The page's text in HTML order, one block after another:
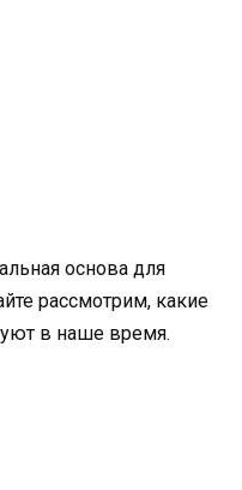
основа для
рассмотрим, какие
в наше время.